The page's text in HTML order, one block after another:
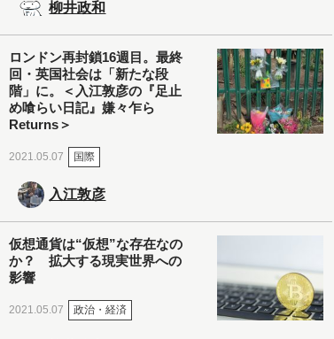
柳井政和
ロンドン再封鎖16週目。最終
回・英国社会は「新たな段
階」に。＜入江敦彦の『足止
め喰らい日記』嫌々乍ら
Returns＞
2021.05.07 国際
入江敦彦
仮想通貨は“仮想”な存在なの
か？ 拡大する現実世界への
影響
2021.05.07 政治・経済